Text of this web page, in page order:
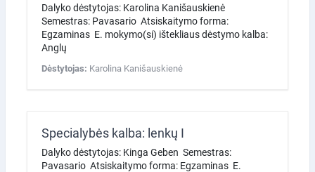
Dalyko dėstytojas: Karolina Kanišauskienė
Semestras: Pavasario Atsiskaitymo forma:
Egzaminas E. mokymo(si) ištekliaus dėstymo kalba:
Anglų
Dėstytojas: Karolina Kanišauskienė
Specialybės kalba: lenkų I
Dalyko dėstytojas: Kinga Geben Semestras:
Pavasario Atsiskaitymo forma: Egzaminas E.